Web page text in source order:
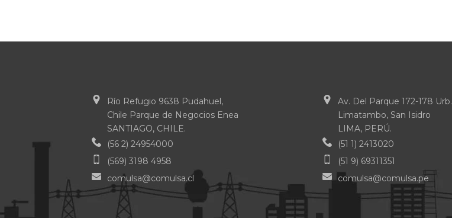
Río Refugio 9638 Pudahuel,
Chile Parque de Negocios Enea
SANTIAGO, CHILE.
(56 2) 24954000
(569) 3198 4958
comulsa@comulsa.cl
Av. Del Parque 172-178 Urb.
Limatambo, San Isidro
LIMA, PERÚ.
(51 1) 2413020
(51 9) 69311351
comulsa@comulsa.pe